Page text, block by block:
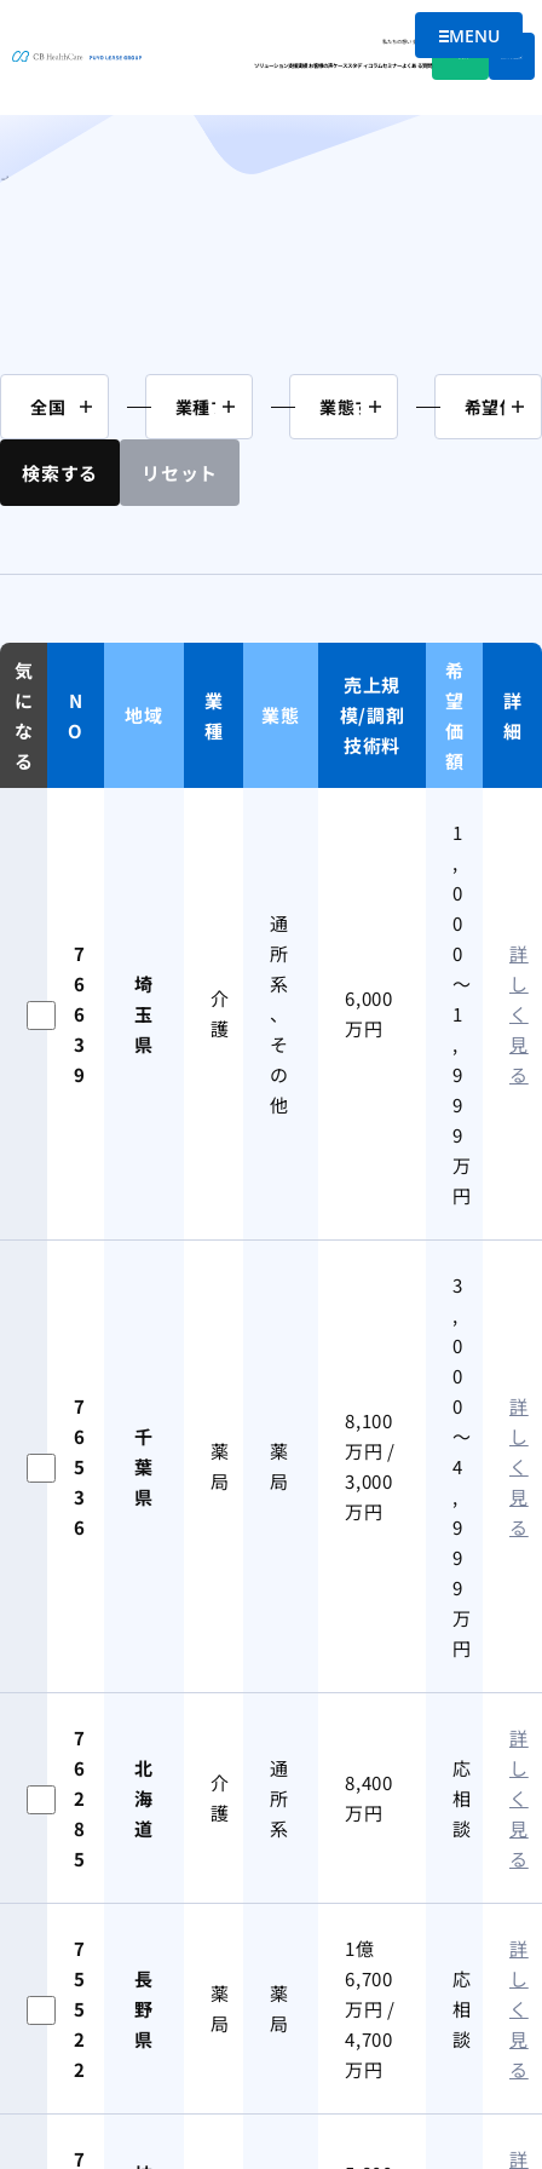
メニュー
MENU
私たちの想い会社情報
ソリューション支援実績お客様の声ケーススタディコラムセミナーよくある質問
M&A案件情報
ホーム
検索する リセット
気
に
な
る
N
O
地域
業
種
業態
売上規
模/調剤
技術料
希
望
価
額
詳
細
7
6
6
3
9
埼
玉
県
介
護
通
所
系
、
そ
の
他
6,000
万円
1
,
0
0
0
～
1
,
9
9
9
万
円
詳
し
く
見
る
7
6
5
3
6
千
葉
県
薬
局
薬
局
8,100
万円 /
3,000
万円
3
,
0
0
0
～
4
,
9
9
9
万
円
詳
し
く
見
る
7
6
2
8
5
北
海
道
介
護
通
所
系
8,400
万円
応
相
談
詳
し
く
見
る
7
5
5
2
2
長
野
県
薬
局
薬
局
1億
6,700
万円 /
4,700
万円
応
相
談
詳
し
く
見
る
7 詳